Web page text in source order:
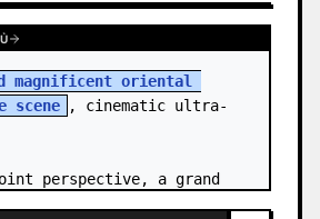
magnificent oriental
scene
, cinematic ultra-
perspective, a grand